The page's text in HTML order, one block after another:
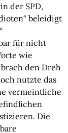
der SPD,
beleidigt
für nicht
wie
brach den Dreh
nutzte das
vermeintliche
Die